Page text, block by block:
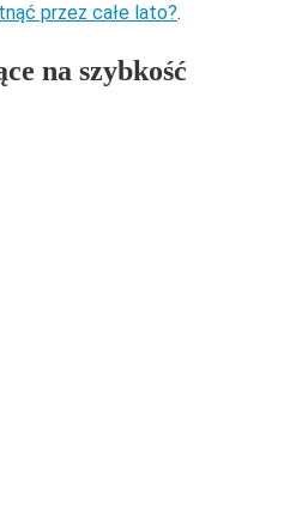
przez całe lato?.
na szybkość